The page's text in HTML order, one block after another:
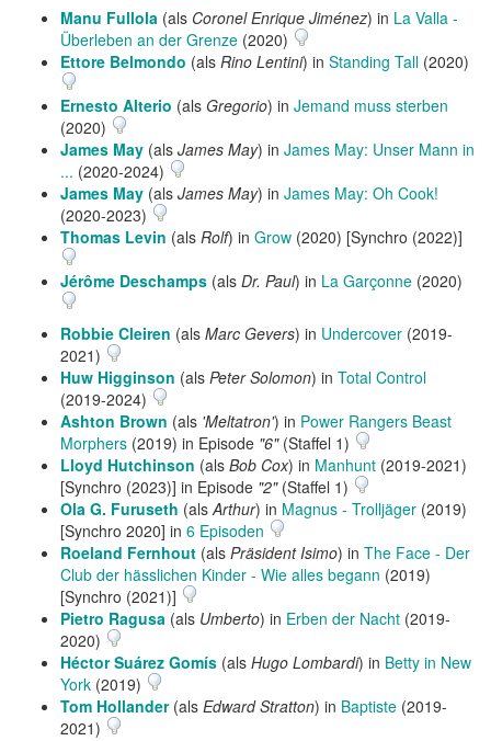
Manu Fullola (als Coronel Enrique Jiménez) in La Valla -
Überleben an der Grenze (2020)
Ettore Belmondo (als Rino Lentini) in Standing Tall (2020)
Ernesto Alterio (als Gregorio) in Jemand muss sterben
(2020)
James May (als James May) in James May: Unser Mann in
... (2020-2024)
James May (als James May) in James May: Oh Cook!
(2020-2023)
Thomas Levin (als Rolf) in Grow (2020) [Synchro (2022)]
Jérôme Deschamps (als Dr. Paul) in La Garçonne (2020)
Robbie Cleiren (als Marc Gevers) in Undercover (2019-
2021)
Huw Higginson (als Peter Solomon) in Total Control
(2019-2024)
Ashton Brown (als 'Meltatron') in Power Rangers Beast
Morphers (2019) in Episode "6"(Staffel 1)
Lloyd Hutchinson (als Bob Cox) in Manhunt (2019-2021)
[Synchro (2023)] in Episode "2"(Staffel 1)
Ola G. Furuseth (alsArthur) in Magnus - Trolljäger (2019)
[Synchro 2020] in 6 Episoden
Roeland Fernhout (als Präsident Isimo) in The Face - Der
Club der hässlichen Kinder - Wie alles begann (2019)
[Synchro (2021)]
Pietro Ragusa (als Umberto) in Erben der Nacht (2019-
2020)
Héctor Suárez Gomís (als Hugo Lombardi) in Betty in New
York (2019)
Tom Hollander(als Edward Stratton) in Baptiste (2019-
2021)